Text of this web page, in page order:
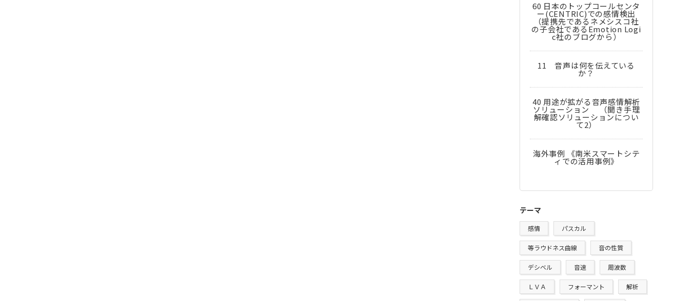
60 日本のトップコールセンタ
ー(CENTRIC)での感情検出
（提携先であるネメシスコ社
の子会社であるEmotion Logi
c社のブログから）
11 音声は何を伝えている
か？
40 用途が拡がる音声感情解析
ソリューション （聞き手理
解確認ソリューションについ
て2）
海外事例 《南米スマートシテ
ィでの活用事例》
テーマ
感情 パスカル
等ラウドネス曲線 音の性質
デシベル 音速 周波数
ＬＶＡ フォーマント 解析